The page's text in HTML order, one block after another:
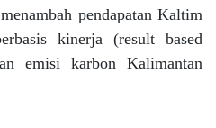
pendapatan Kaltim
kinerja (result based
emisi karbon Kalimantan